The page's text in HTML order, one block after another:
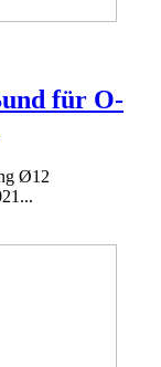
für O-
Ø12